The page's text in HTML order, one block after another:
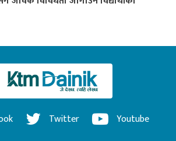
Twitter Youtube